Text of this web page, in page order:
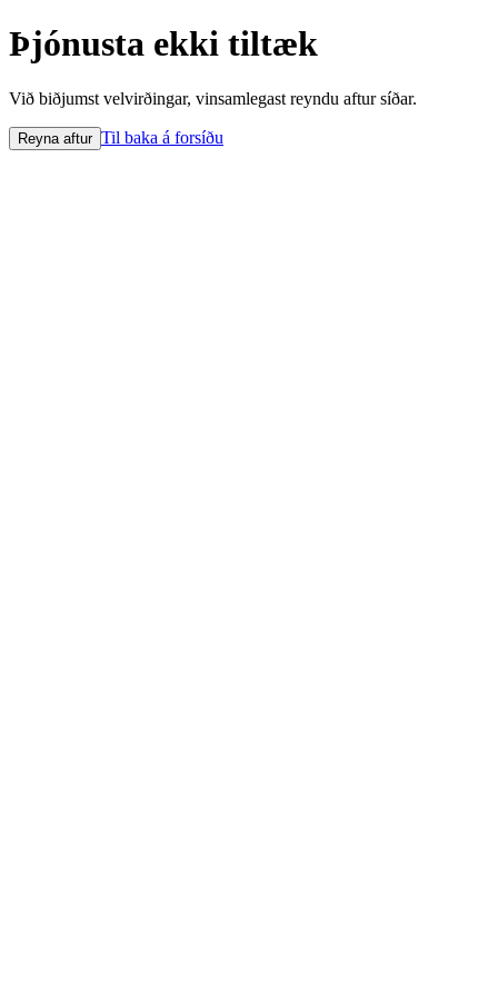
Þjónusta ekki tiltæk
Við biðjumst velvirðingar, vinsamlegast reyndu aftur síðar.
Reyna aftur Til baka á forsíðu